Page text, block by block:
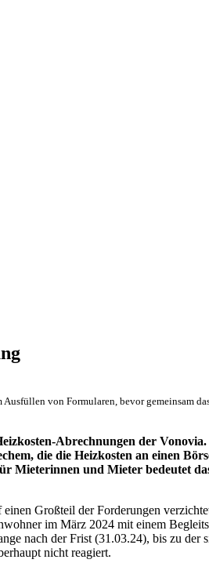
von Formularen, bevor gemeinsam
Abrechnungen der
die die Heizkosten an einen
Mieterinnen und Mieter bedeutet
Großteil der Forderungen
im März 2024 mit einem
nach der Frist (31.03.24), bis zu der
nicht reagiert.